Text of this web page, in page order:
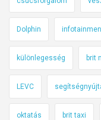
Dolphin
különlegesség brit
LEVC
oktatás brit taxi